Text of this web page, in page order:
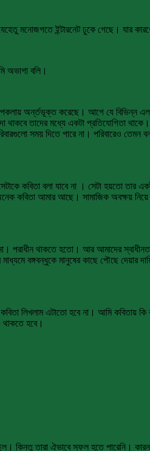
মনোজগতে ইন্টারনেট ঢুকে গেছে। যার
অভাগা বলি।
অর্ন্তভূক্ত করেছে। আগে যে বিভিন্ন
থাকবে তাদের মধ্যে একটা প্রতিযোগিতা
সময় দিতে পারে না। পরিবারেও তেমন
কবিতা বলা যাবে না । সেটা হয়তো তার
কবিতা আমার আছে। সামাজিক অবক্ষয়
পরাধীন থাকতে হতো। আর আমাদের
বঙ্গবন্ধুকে মানুষের কাছে পৌছে দেয়ার
লিখলাম এটাতো হবে না। আমি কবিতায় কি
হবে।
কিন্তু তারা ঐভাবে সফল হতে পারেনি।